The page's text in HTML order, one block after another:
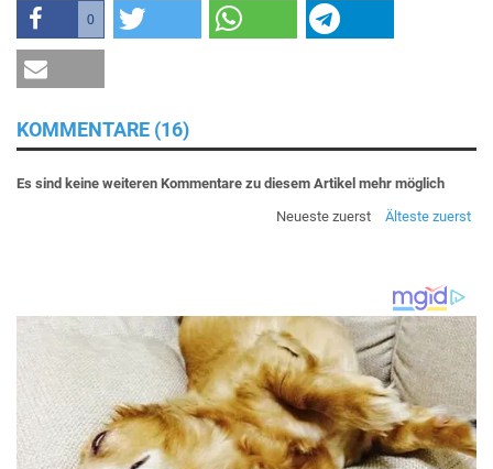
0
KOMMENTARE (16)
Es sind keine weiteren Kommentare zu diesem Artikel mehr möglich
Neueste zuerst
Älteste zuerst